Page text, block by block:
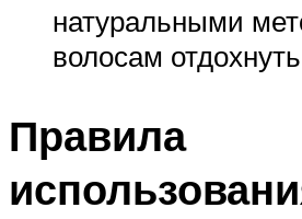
натуральными
волосам
Правила